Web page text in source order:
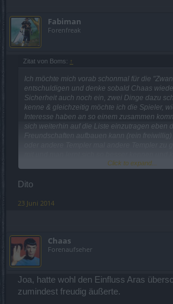
Fabiman
Forenfreak
Zitat von Boms: ↑
Ich möchte mich vorab schonmal für die
entschuldigen und denke sobald Chaas
Sicherheit auch noch ein, zwei Dinge dazu
kenne & gleichzeitig möchte ich die Spieler,
Interesse haben an so einem zusammen
sich weiterhin auf die Liste einzutragen eben
Freundschaften aufbauen kann (rein
eine kleine Zusammenkunft realisieren.
Mfg Dealer Boms
Click to expand...
Dito
23 Juni 2014
Chaas
Forenaufseher
Joa, hatte wohl den Einfluss Aras
zumindest freudig äußerte.